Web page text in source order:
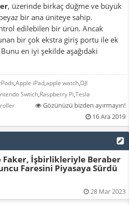
, üzerinde birkaç düğme ve büyük
bir ana üniteye sahip.
edilebilen bir ürün. Ancak
bir çok ekstra giriş portu ile ek
en iyi şekilde aşağıdaki
,Apple iPad,apple watch,DJI
Swtich,Raspberry Pi,Tesla
Gözünüzü bizden ayırmayın!
16 Ara 2019
Faker, İşbirlikleriyle Beraber
Faresini Piyasaya Sürdü
28 Mar 2023